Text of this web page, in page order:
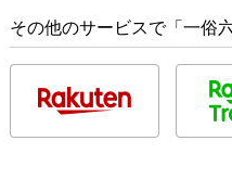
その他のサービスで「一俗